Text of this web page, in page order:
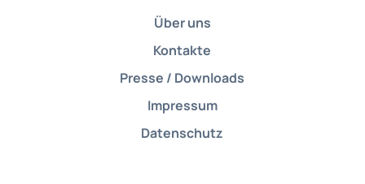
Über uns
Kontakte
Presse / Downloads
Impressum
Datenschutz